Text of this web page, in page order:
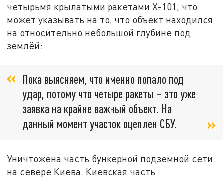
четырьмя крылатыми ракетами Х-101, что
может указывать на то, что объект находился
на относительно небольшой глубине под
землёй:
Пока выясняем, что именно попало под
удар, потому что четыре ракеты – это уже
заявка на крайне важный объект. На
данный момент участок оцеплен СБУ.
Уничтожена часть бункерной подземной сети
на севере Киева. Киевская часть